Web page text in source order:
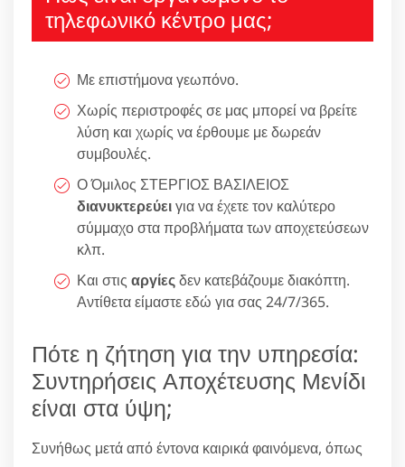
τηλεφωνικό κέντρο μας;
Με επιστήμονα γεωπόνο.
Χωρίς περιστροφές σε μας μπορεί να βρείτε
λύση και χωρίς να έρθουμε με δωρεάν
συμβουλές.
Ο Όμιλος ΣΤΕΡΓΙΟΣ ΒΑΣΙΛΕΙΟΣ
διανυκτερεύειγια να έχετε τον καλύτερο
σύμμαχο στα προβλήματα των αποχετεύσεων
κλπ.
Και στις αργίεςδεν κατεβάζουμε διακόπτη.
Αντίθετα είμαστε εδώ για σας 24/7/365.
Πότε η ζήτηση για την υπηρεσία:
Συντηρήσεις Αποχέτευσης Μενίδι
είναι στα ύψη;
Συνήθως μετά από έντονα καιρικά φαινόμενα, όπως